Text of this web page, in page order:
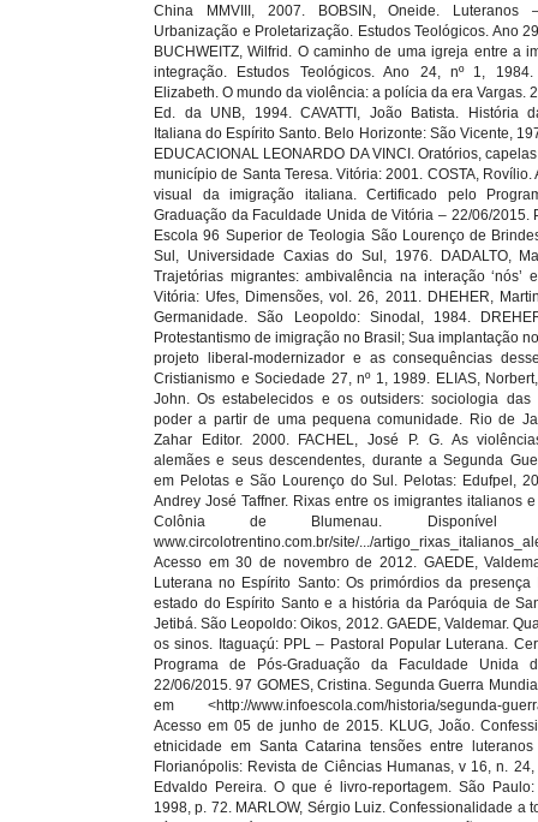
China MMVIII, 2007. BOBSIN, Oneide. Luteranos
Urbanização e Proletarização. Estudos Teológicos. Ano
BUCHWEITZ, Wilfrid. O caminho de uma igreja entre a
integração. Estudos Teológicos. Ano 24, nº 1, 1984.
Elizabeth. O mundo da violência: a polícia da era Vargas.
Ed. da UNB, 1994. CAVATTI, João Batista. História
Italiana do Espírito Santo. Belo Horizonte: São Vicente,
EDUCACIONAL LEONARDO DA VINCI. Oratórios,
município de Santa Teresa. Vitória: 2001. COSTA, Rovílio.
visual da imigração italiana. Certificado pelo
Graduação da Faculdade Unida de Vitória – 22/06/2015.
Escola 96 Superior de Teologia São Lourenço de
Sul, Universidade Caxias do Sul, 1976. DADALTO,
Trajetórias migrantes: ambivalência na interação ‘nós’ e
Vitória: Ufes, Dimensões, vol. 26, 2011. DHEHER,
Germanidade. São Leopoldo: Sinodal, 1984.
Protestantismo de imigração no Brasil; Sua implantação
projeto liberal-modernizador e as consequências
Cristianismo e Sociedade 27, nº 1, 1989. ELIAS,
John. Os estabelecidos e os outsiders: sociologia das
poder a partir de uma pequena comunidade. Rio de
Zahar Editor. 2000. FACHEL, José P. G. As
alemães e seus descendentes, durante a Segunda
em Pelotas e São Lourenço do Sul. Pelotas: Edufpel,
Andrey José Taffner. Rixas entre os imigrantes italianos
Colônia de Blumenau.
www.circolotrentino.com.br/site/.../
Acesso em 30 de novembro de 2012. GAEDE,
Luterana no Espírito Santo: Os primórdios da presença
estado do Espírito Santo e a história da Paróquia de
Jetibá. São Leopoldo: Oikos, 2012. GAEDE, Valdemar.
os sinos. Itaguaçú: PPL – Pastoral Popular Luterana.
Programa de Pós-Graduação da Faculdade Unida
22/06/2015. 97 GOMES, Cristina. Segunda Guerra
em <http://www.infoescola.com/historia/segunda-
Acesso em 05 de junho de 2015. KLUG, João.
etnicidade em Santa Catarina tensões entre
Florianópolis: Revista de Ciências Humanas, v 16, n. 24,
Edvaldo Pereira. O que é livro-reportagem. São Paulo:
1998, p. 72. MARLOW, Sérgio Luiz. Confessionalidade a